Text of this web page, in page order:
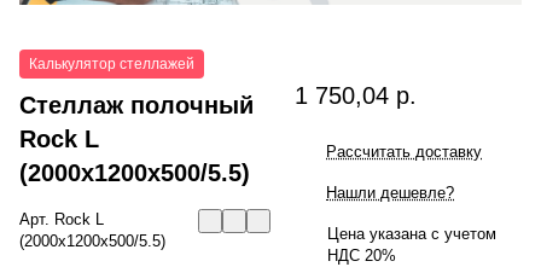
Калькулятор стеллажей
Стеллаж полочный
Rock L
(2000x1200x500/5.5)
Арт. Rock L
(2000x1200x500/5.5)
1 750,04 р.
Рассчитать доставку
Нашли дешевле?
Цена указана с учетом
НДС 20%